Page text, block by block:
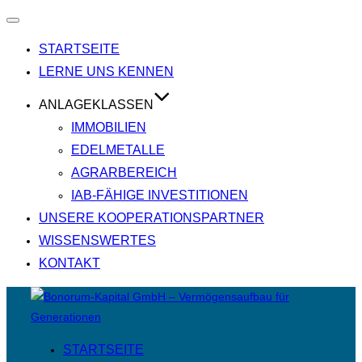
Navigation
STARTSEITE
LERNE UNS KENNEN
ANLAGEKLASSEN
IMMOBILIEN
EDELMETALLE
AGRARBEREICH
IAB-FÄHIGE INVESTITIONEN
UNSERE KOOPERATIONSPARTNER
WISSENSWERTES
KONTAKT
Inhalt
STARTSEITE